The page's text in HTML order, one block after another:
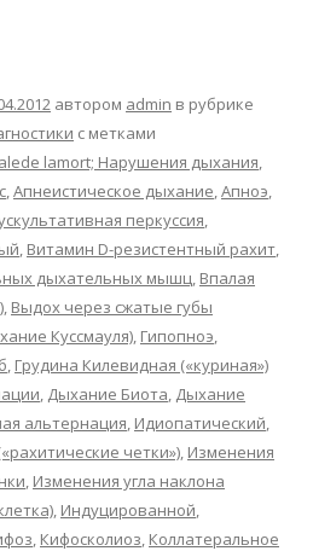
автором admin в рубрике
с метками
lamort; Нарушения дыхания,
,Апнеистическое дыхание,Апноэ,
перкуссия,
, Витамин D-резистентный рахит,
дыхательных мышц, Впалая
, Выдох через сжатые губы
Куссмауля), Гипопноэ,
, Грудина Килевидная («куриная»)
, Дыхание Биота, Дыхание
альтернация, Идиопатический,
четки»), Изменения
, Изменения угла наклона
, Индуцированной,
, Кифосколиоз, Коллатеральное